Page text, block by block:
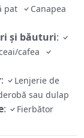
și băuturi
cafea
sau dulap
: Fierbător